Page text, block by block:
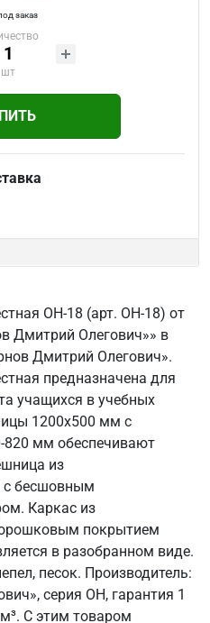
заказ
шт
ОН-18 (арт. ОН-18) от
Дмитрий Олегович»» в
Дмитрий Олегович».
предназначена для
учащихся в учебных
1200х500 мм с
820 мм обеспечивают
из
с бесшовным
Каркас из
покрытием
в разобранном виде.
песок. Производитель:
серия ОН, гарантия 1
С этим товаром